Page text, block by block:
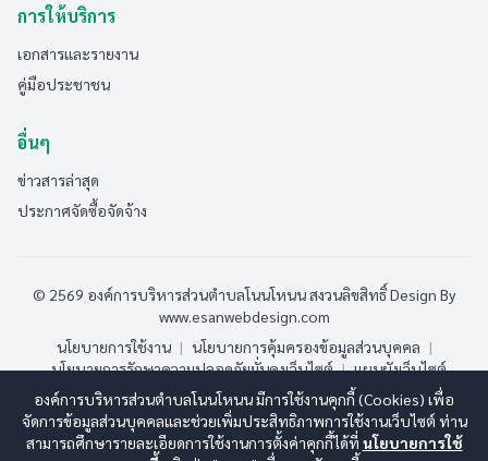
การให้บริการ
เอกสารและรายงาน
คู่มือประชาชน
อื่นๆ
ข่าวสารล่าสุด
ประกาศจัดซื้อจัดจ้าง
© 2569 องค์การบริหารส่วนตำบลโนนโหนน สงวนลิขสิทธิ์Design By
www.esanwebdesign.com
นโยบายการใช้งาน | นโยบายการคุ้มครองข้อมูลส่วนบุคคล |
นโยบายการรักษาความปลอดภัยมั่นคงเว็บไซต์ | แผนผังเว็บไซต์
ออนไลน์:2 ทั้งหมด: 105 (ดูสถิติทั้งหมด)
องค์การบริหารส่วนตำบลโนนโหนน มีการใช้งานคุกกี้ (Cookies) เพื่อ
จัดการข้อมูลส่วนบุคคลและช่วยเพิ่มประสิทธิภาพการใช้งานเว็บไซต์ ท่าน
สามารถศึกษารายละเอียดการใช้งานการตั้งค่าคุกกี้ได้ที่ นโยบายการใช้